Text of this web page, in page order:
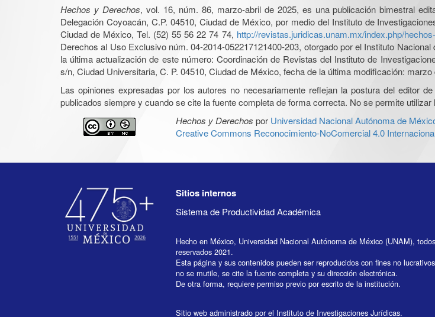
Hechos y Derechos, vol. 16, núm. 86, marzo-abril de 2025, es una publicación bimestral
Delegación Coyoacán, C.P. 04510, Ciudad de México, por medio del Instituto de
Ciudad de México, Tel. (52) 55 56 22 74 74, http://revistas.juridicas.unam.mx/index.php/
Derechos al Uso Exclusivo núm. 04-2014-052217121400-203, otorgado por el Instituto
la última actualización de este número: Coordinación de Revistas del Instituto de
s/n, Ciudad Universitaria, C. P. 04510, Ciudad de México, fecha de la última modificación: marzo
Las opiniones expresadas por los autores no necesariamente reflejan la postura del editor
publicados siempre y cuando se cite la fuente completa de forma correcta. No se permite
Hechos y Derechos por Universidad Nacional Autónoma de
Creative Commons Reconocimiento-NoComercial 4.0
Sitios internos
Sistema de Productividad Académica
Hecho en México, Universidad Nacional Autónoma de México (UNAM),
reservados 2021.
Esta página y sus contenidos pueden ser reproducidos con fines no
no se mutile, se cite la fuente completa y su dirección electrónica.
De otra forma, requiere permiso previo por escrito de la institución.
Sitio web administrado por el Instituto de Investigaciones Jurídicas.